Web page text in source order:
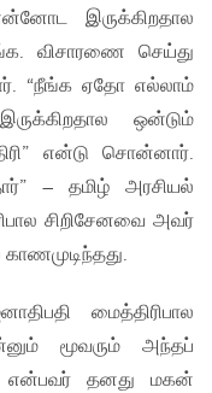
இருக்கிறதால
விசாரணை செய்து
“நீங்க ஏதோ எல்லாம்
ஒன்டும்
என்டு சொன்னார்.
– தமிழ் அரசியல்
சிறிசேனவை அவர்
மைத்திரிபால
மூவரும் அந்தப்
என்பவர் தனது மகன்